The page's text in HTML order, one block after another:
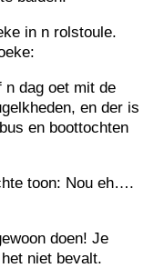
in n rolstoule.
n dag oet mit de
en der is
en boottochten
toon: Nou eh….
doen! Je
niet bevalt.